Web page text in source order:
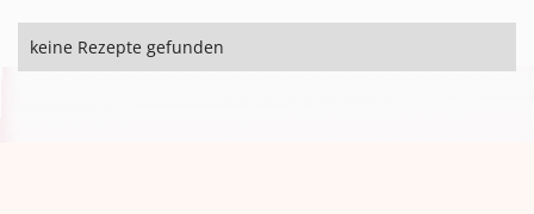
keine Rezepte gefunden